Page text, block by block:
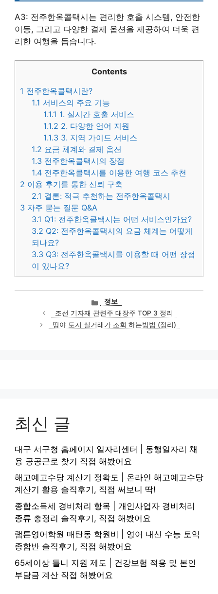
A3: 전주한옥콜택시는 편리한 호출 시스템, 안전한
이동, 그리고 다양한 결제 옵션을 제공하여 더욱 편
리한 여행을 돕습니다.
Contents
1 전주한옥콜택시란?
1.1 서비스의 주요 기능
1.1.1 1. 실시간 호출 서비스
1.1.2 2. 다양한 언어 지원
1.1.3 3. 지역 가이드 서비스
1.2 요금 체계와 결제 옵션
1.3 전주한옥콜택시의 장점
1.4 전주한옥콜택시를 이용한 여행 코스 추천
2 이용 후기를 통한 신뢰 구축
2.1 결론: 적극 추천하는 전주한옥콜택시
3 자주 묻는 질문 Q&A
3.1 Q1: 전주한옥콜택시는 어떤 서비스인가요?
3.2 Q2: 전주한옥콜택시의 요금 체계는 어떻게
되나요?
3.3 Q3: 전주한옥콜택시를 이용할 때 어떤 장점
이 있나요?
카
테
고
리
정보
조선 기자재 관련주 대장주 TOP 3 정리
땅야 토지 실거래가 조회 하는방법 (정리)
최신 글
대구 서구청 홈페이지 일자리센터 | 동행일자리 채
용 공공근로 찾기 직접 해봤어요
해고예고수당 계산기 정확도 | 온라인 해고예고수당
계산기 활용 솔직후기, 직접 써보니 딱!
종합소득세 경비처리 항목 | 개인사업자 경비처리
종류 총정리 솔직후기, 직접 해봤어요
램튼영어학원 매탄동 학원비 | 영어 내신 수능 토익
종합반 솔직후기, 직접 해봤어요
65세이상 틀니 지원 제도 | 건강보험 적용 및 본인
부담금 계산 직접 해봤어요